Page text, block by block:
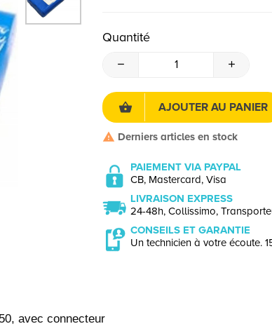
Quantité
AJOUTER AU PANIER
Derniers articles en stock
PAIEMENT VIA PAYPAL
CB, Mastercard, Visa
LIVRAISON EXPRESS
24-48h, Collissimo,
CONSEILS ET GARANTIE
Un technicien à votre écoute.
avec connecteur